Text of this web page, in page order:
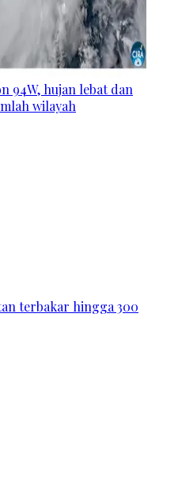
94W, hujan lebat dan
wilayah
terbakar hingga 300